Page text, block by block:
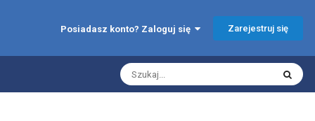
Posiadasz konto? Zaloguj się Zarejestruj się